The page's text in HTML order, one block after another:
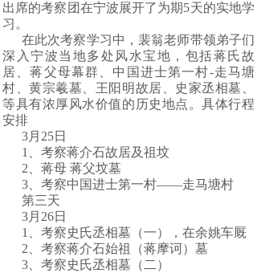
出席的考察团在宁波展开了为期5天的实地学
习。
在此次考察学习中，裴翁老师带领弟子们
深入宁波当地多处风水宝地，包括蒋氏故
居、蒋父母幕群、中国进士第一村-走马塘
村、黄宗羲墓、王阳明故居、史家丞相墓、
等具有浓厚风水价值的历史地点。具体行程
安排
3月25日
1、考察蒋介石故居及祖坟
2、蒋母 蒋父坟墓
3、考察中国进士第一村——走马塘村
第三天
3月26日
1、考察史氏丞相墓（一），在余姚车厩
2、考察蒋介石始祖（蒋摩诃）墓
3、考察史氏丞相墓（二）